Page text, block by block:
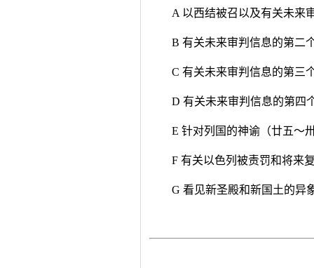
A 以西结被召以及有关未来
B 有关未来审判信息的第二
C 有关未来审判信息的第三
D 有关未来审判信息的第四
E 针对列国的神谕（廿五～
F 有关以色列被责罚和将来
G 看见新圣殿和新国土的异